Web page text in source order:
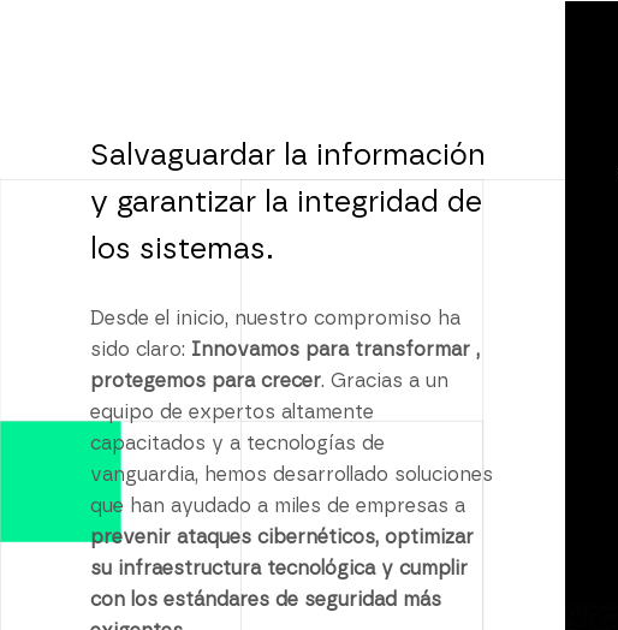
Salvaguardar la información
y garantizar la integridad de
los sistemas.
Desde el inicio, nuestro compromiso ha
sido claro: Innovamos para transformar ,
protegemos para crecer. Gracias a un
equipo de expertos altamente
capacitados y a tecnologías de
vanguardia, hemos desarrollado soluciones
que han ayudado a miles de empresas a
prevenir ataques cibernéticos, optimizar
su infraestructura tecnológica y cumplir
con los estándares de seguridad más